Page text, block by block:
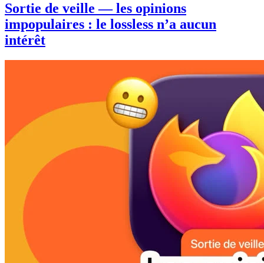
Sortie de veille — les opinions
impopulaires : le lossless n’a aucun
intérêt